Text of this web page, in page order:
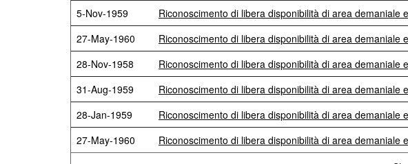
5-Nov-1959
Riconoscimento di libera disponibilità di area demaniale
27-May-1960
Riconoscimento di libera disponibilità di area demaniale
28-Nov-1958
Riconoscimento di libera disponibilità di area demaniale
31-Aug-1959
Riconoscimento di libera disponibilità di area demaniale
28-Jan-1959
Riconoscimento di libera disponibilità di area demaniale
27-May-1960
Riconoscimento di libera disponibilità di area demaniale